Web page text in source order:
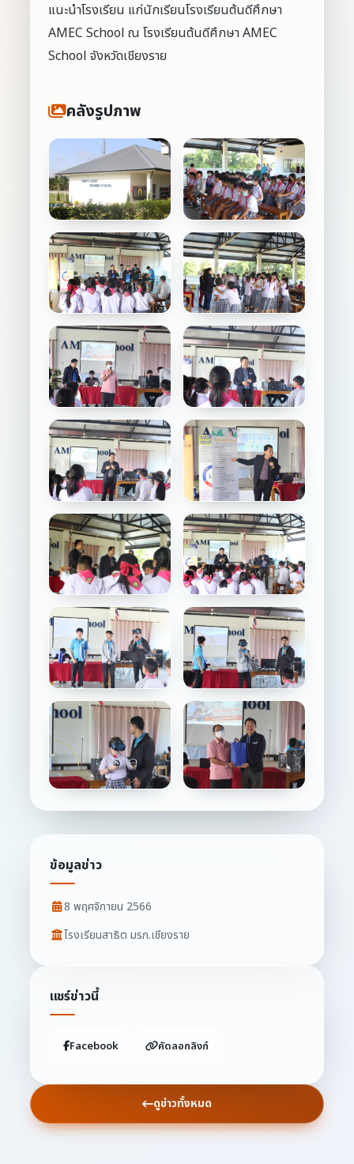
แนะนำโรงเรียน แก่นักเรียนโรงเรียนต้นดีศึกษา
AMEC School ณ โรงเรียนต้นดีศึกษา AMEC
School จังหวัดเชียงราย
คลังรูปภาพ
ข้อมูลข่าว
8 พฤศจิกายน 2566
โรงเรียนสาธิต มรภ.เชียงราย
แชร์ข่าวนี้
Facebook คัดลอกลิงก์
ดูข่าวทั้งหมด